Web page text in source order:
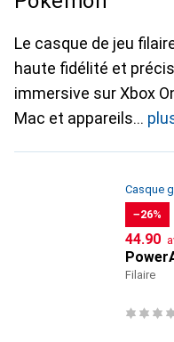
Le casque de jeu
haute fidélité et
immersive sur Xbox
Mac et appareils
Casque
−26%
CHF
44.90
Filaire